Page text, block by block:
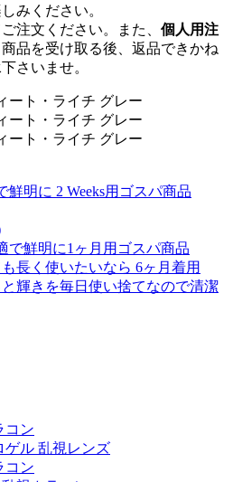
みください。
注文ください。また、 個人用注
品を受け取る後、返品できかね
さいませ。